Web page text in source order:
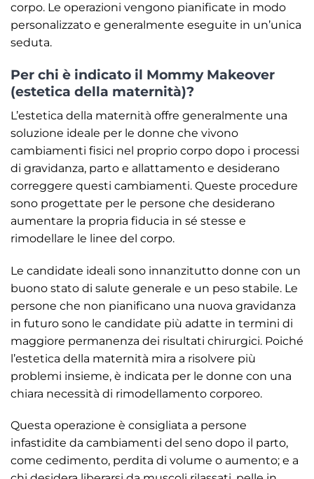
corpo. Le operazioni vengono pianificate in modo
personalizzato e generalmente eseguite in un’unica
seduta.
Per chi è indicato il Mommy Makeover
(estetica della maternità)?
L’estetica della maternità offre generalmente una
soluzione ideale per le donne che vivono
cambiamenti fisici nel proprio corpo dopo i processi
di gravidanza, parto e allattamento e desiderano
correggere questi cambiamenti. Queste procedure
sono progettate per le persone che desiderano
aumentare la propria fiducia in sé stesse e
rimodellare le linee del corpo.
Le candidate ideali sono innanzitutto donne con un
buono stato di salute generale e un peso stabile. Le
persone che non pianificano una nuova gravidanza
in futuro sono le candidate più adatte in termini di
maggiore permanenza dei risultati chirurgici. Poiché
l’estetica della maternità mira a risolvere più
problemi insieme, è indicata per le donne con una
chiara necessità di rimodellamento corporeo.
Questa operazione è consigliata a persone
infastidite da cambiamenti del seno dopo il parto,
come cedimento, perdita di volume o aumento; e a